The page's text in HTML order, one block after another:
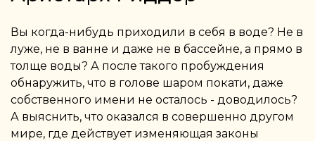
Вы когда-нибудь приходили в себя в воде? Не в
луже, не в ванне и даже не в бассейне, а прямо в
толще воды? А после такого пробуждения
обнаружить, что в голове шаром покати, даже
собственного имени не осталось - доводилось?
А выяснить, что оказался в совершенно другом
мире, где действует изменяющая законы